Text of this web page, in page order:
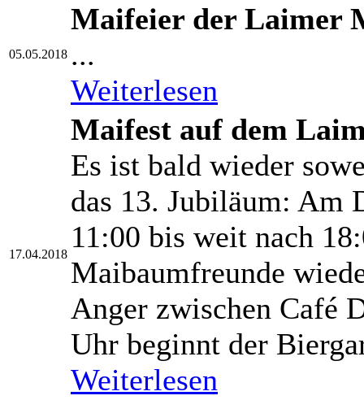
05.05.2018
Maifeier der Laimer
...
Weiterlesen
17.04.2018
Maifest auf dem
Es ist bald wieder
das 13. Jubiläum: Am
11:00 bis weit nach
Maibaumfreunde
Anger zwischen Café
Uhr beginnt der
Weiterlesen